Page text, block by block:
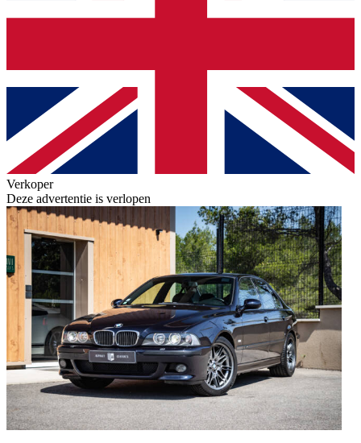
Verkoper
Deze advertentie is verlopen